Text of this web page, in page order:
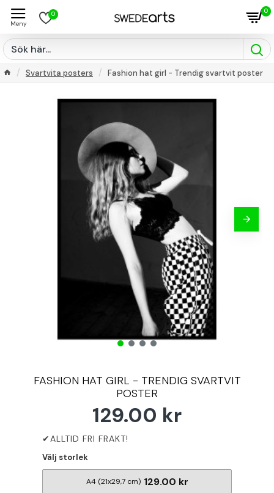
0 0
Svartvita posters Fashion hat girl - Trendig svartvit poster
FASHION HAT GIRL - TRENDIG SVARTVIT
POSTER
129.00 kr
Välj storlek
A4 (21x29,7 cm) 129.00 kr